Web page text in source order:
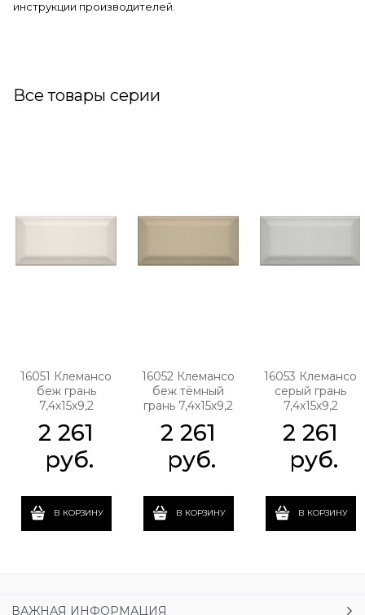
инструкции производителей.
Все товары серии
16051 Клемансо
беж грань
7,4х15х9,2
2 261
руб.
В КОРЗИНУ
16052 Клемансо
беж тёмный
грань 7,4х15х9,2
2 261
руб.
В КОРЗИНУ
16053 Клемансо
серый грань
7,4х15х9,2
2 261
руб.
В КОРЗИНУ
ВАЖНАЯ ИНФОРМАЦИЯ